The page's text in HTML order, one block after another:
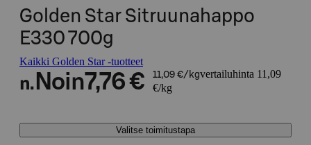
Golden Star Sitruunahappo
E330 700g
Kaikki Golden Star -tuotteet
n. Noin7,76 € 11,09 €/kgvertailuhinta 11,09
€/kg
Valitse toimitustapa